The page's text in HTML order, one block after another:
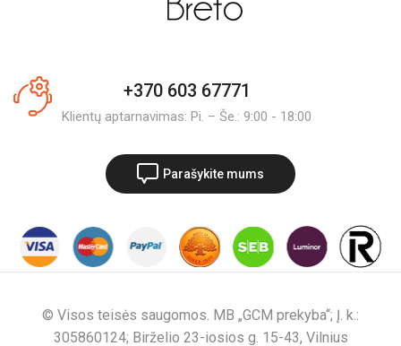
+370 603 67771
Klientų aptarnavimas: Pi. – Še.: 9:00 - 18:00
Parašykite mums
© Visos teisės saugomos. MB „GCM prekyba“; Į. k.:
305860124; Birželio 23-iosios g. 15-43, Vilnius